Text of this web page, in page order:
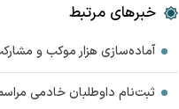
خبرهای مرتبط
آماده‌سازی هزار موکب و مشارکت ۲۰ هزار نیروی مردمی در خدمت‌رسانی مراسم تشییع
ثبت‌نام داوطلبان خادمی